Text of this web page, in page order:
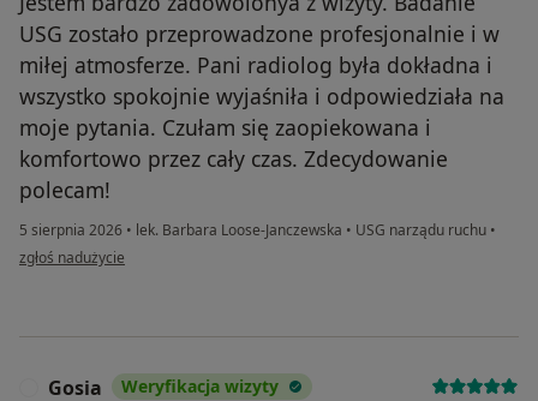
USG zostało przeprowadzone profesjonalnie i w
miłej atmosferze. Pani radiolog była dokładna i
wszystko spokojnie wyjaśniła i odpowiedziała na
moje pytania. Czułam się zaopiekowana i
komfortowo przez cały czas. Zdecydowanie
polecam!
5 sierpnia 2026 • lek. Barbara Loose-Janczewska • USG narządu ruchu •
w opinii użytkownika K.B.
zgłoś nadużycie
Gosia Weryfikacja wizyty